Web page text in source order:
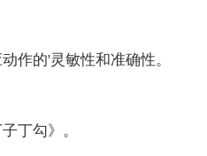
的'灵敏性和准确性。
丁勾》。